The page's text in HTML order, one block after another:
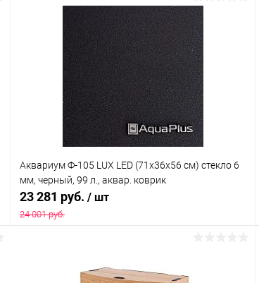
Аквариум Ф-105 LUX LED (71х36х56 см) стекло 6
мм, черный, 99 л., аквар. коврик
23 281 руб. / шт
24 001 руб.